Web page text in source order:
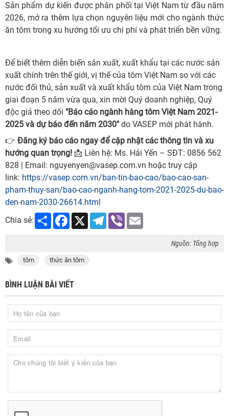
Sản phẩm dự kiến được phân phối tại Việt Nam từ đầu năm
2026, mở ra thêm lựa chọn nguyên liệu mới cho ngành thức
ăn tôm trong xu hướng tối ưu chi phí và phát triển bền vững.
Để biết thêm diễn biến sản xuất, xuất khẩu tại các nước sản
xuất chính trên thế giới, vị thế của tôm Việt Nam so với các
nước đối thủ, sản xuất và xuất khẩu tôm của Việt Nam trong
giai đoạn 5 năm vừa qua, xin mời Quý doanh nghiệp, Quý
độc giả theo dõi "Báo cáo ngành hàng tôm Việt Nam 2021-
2025 và dự báo đến năm 2030" do VASEP mới phát hành.
👉 Đăng ký báo cáo ngay để cập nhật các thông tin và xu
hướng quan trọng! 📩 Liên hệ: Ms. Hải Yến – SĐT: 0856 562
828 | Email: nguyenyen@vasep.com.vn hoặc truy cập
link: https://vasep.com.vn/ban-tin-bao-cao/bao-cao-san-
pham-thuy-san/bao-cao-nganh-hang-tom-2021-2025-du-bao-
den-nam-2030-26614.html
Chia sẻ:
Share Facebook
X Telegram
Viber
Nguồn: Tổng hợp
tôm thức ăn tôm
BÌNH LUẬN BÀI VIẾT